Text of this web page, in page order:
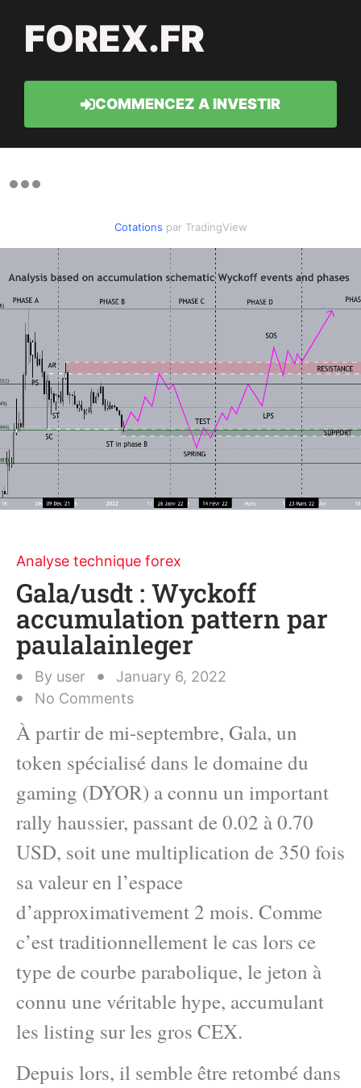
FOREX.FR
COMMENCEZ A INVESTIR
Cotations par TradingView
Analyse technique forex
Gala/usdt : Wyckoff
accumulation pattern par
paulalainleger
By user
January 6, 2022
No Comments
À partir de mi-septembre, Gala, un
token spécialisé dans le domaine du
gaming (DYOR) a connu un important
rally haussier, passant de 0.02 à 0.70
USD, soit une multiplication de 350 fois
sa valeur en l’espace
d’approximativement 2 mois. Comme
c’est traditionnellement le cas lors ce
type de courbe parabolique, le jeton à
connu une véritable hype, accumulant
les listing sur les gros CEX.
Depuis lors, il semble être retombé dans